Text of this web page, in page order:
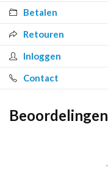
Betalen
Retouren
Inloggen
Contact
Beoordelingen